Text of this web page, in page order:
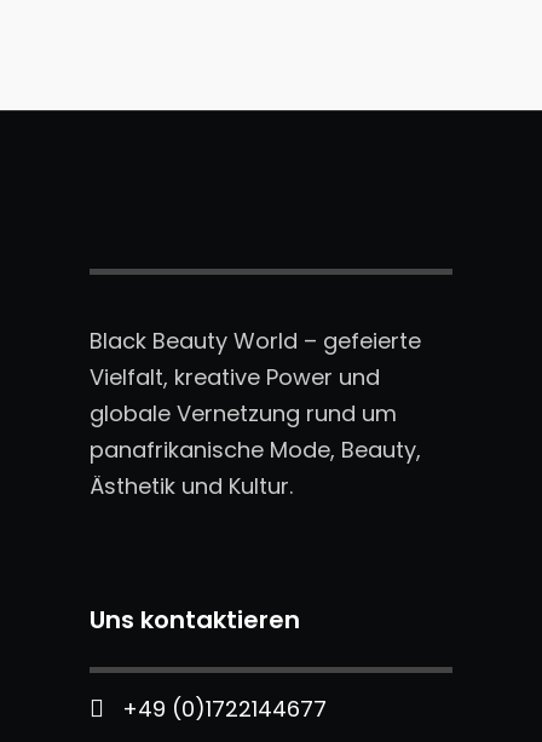
Black Beauty World – gefeierte
Vielfalt, kreative Power und
globale Vernetzung rund um
panafrikanische Mode, Beauty,
Ästhetik und Kultur.
Uns kontaktieren
+49 (0)1722144677